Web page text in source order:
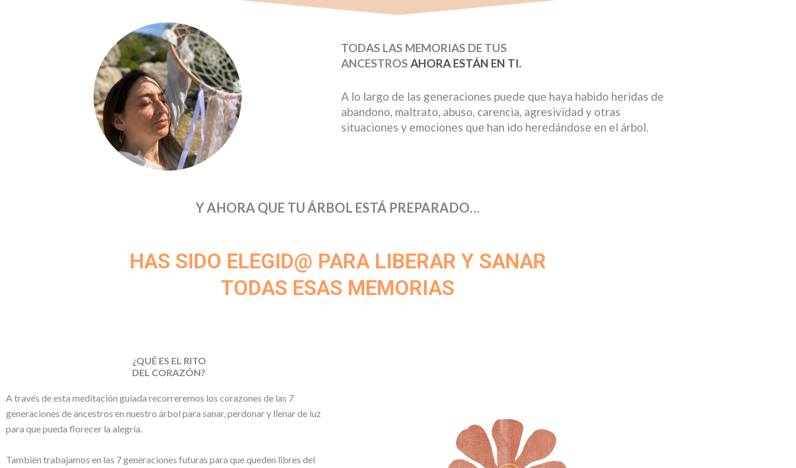
TODAS LAS MEMORIAS DE TUS
ANCESTROS AHORA ESTÁN EN TI.
A lo largo de las generaciones puede que haya habido heridas de
abandono, maltrato, abuso, carencia, agresividad y otras
situaciones y emociones que han ido heredándose en el árbol.
Y AHORA QUE TU ÁRBOL ESTÁ PREPARADO…
HAS SIDO ELEGID@ PARA LIBERAR Y SANAR
TODAS ESAS MEMORIAS
¿QUÉ ES EL RITO
DEL CORAZÓN?
A través de esta meditación guiada recorreremos los corazones de las 7
generaciones de ancestros en nuestro árbol para sanar, perdonar y llenar de luz
para que pueda florecer la alegría.
También trabajamos en las 7 generaciones futuras para que queden libres del